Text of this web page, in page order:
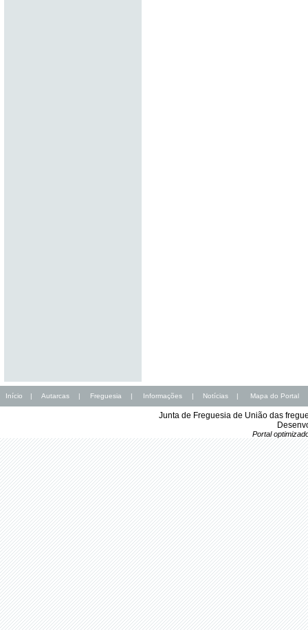
Início | Autarcas | Freguesia | Informações | Notícias | Mapa do Portal
Junta de Freguesia de União das
Portal